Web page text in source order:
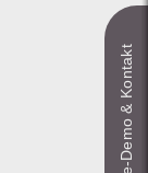
Live‑Demo & Kontakt